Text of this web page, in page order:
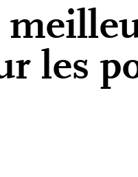
les